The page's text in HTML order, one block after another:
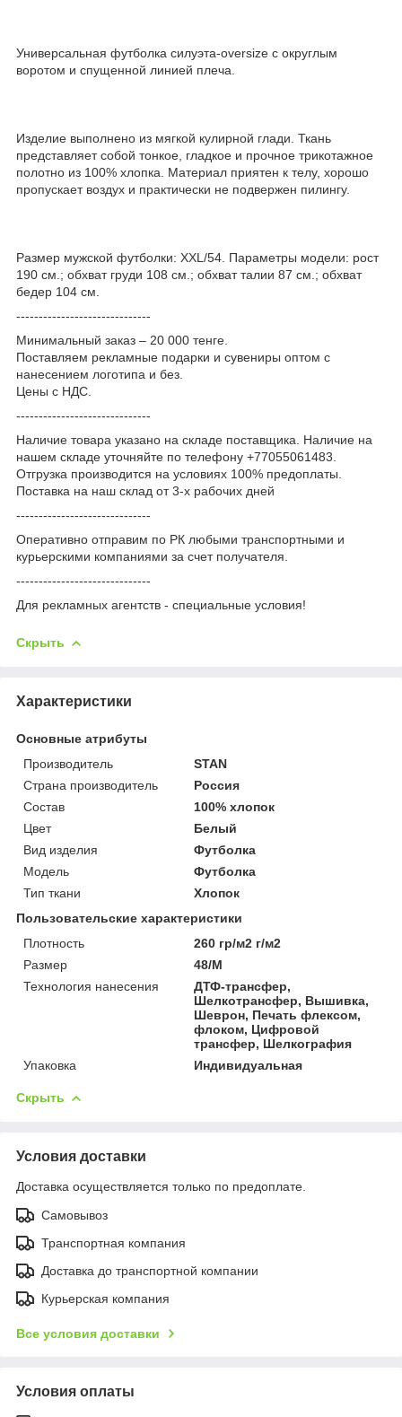
Универсальная футболка силуэта-oversize с округлым
воротом и спущенной линией плеча.
Изделие выполнено из мягкой кулирной глади. Ткань
представляет собой тонкое, гладкое и прочное трикотажное
полотно из 100% хлопка. Материал приятен к телу, хорошо
пропускает воздух и практически не подвержен пилингу.
Размер мужской футболки: XXL/54. Параметры модели: рост
190 см.; обхват груди 108 см.; обхват талии 87 см.; обхват
бедер 104 см.
------------------------------
Минимальный заказ – 20 000 тенге.
Поставляем рекламные подарки и сувениры оптом с
нанесением логотипа и без.
Цены с НДС.
------------------------------
Наличие товара указано на складе поставщика. Наличие на
нашем складе уточняйте по телефону +77055061483.
Отгрузка производится на условиях 100% предоплаты.
Поставка на наш склад от 3-x рабочих дней
------------------------------
Оперативно отправим по РК любыми транспортными и
курьерскими компаниями за счет получателя.
------------------------------
Для рекламных агентств - специальные условия!
Скрыть
Характеристики
Основные атрибуты
Производитель
STAN
Страна производитель
Россия
Состав
100% хлопок
Цвет
Белый
Вид изделия
Футболка
Мoдель
Футболка
Тип ткани
Хлопок
Пользовательские характеристики
Плотность
260 гр/м2 г/м2
Размер
48/M
Технология нанесения
ДТФ-трансфер,
Шелкотрансфер, Вышивка,
Шеврон, Печать флексом,
флоком, Цифровой
трансфер, Шелкография
Упаковка
Индивидуальная
Скрыть
Условия доставки
Доставка осуществляется только по предоплате.
Самовывоз
Транспортная компания
Доставка до транспортной компании
Курьерская компания
Все условия доставки
Условия оплаты